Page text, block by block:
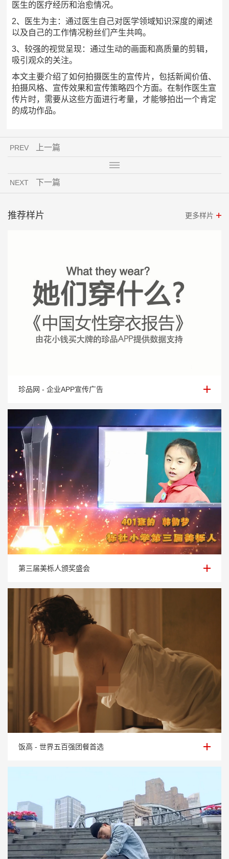
医生的医疗经历和治愈情况。
2、医生为主：通过医生自己对医学领域知识深度的阐述
以及自己的工作情况粉丝们产生共鸣。
3、较强的视觉呈现：通过生动的画面和高质量的剪辑，
吸引观众的关注。
本文主要介绍了如何拍摄医生的宣传片，包括新闻价值、
拍摄风格、宣传效果和宣传策略四个方面。在制作医生宣
传片时，需要从这些方面进行考量，才能够拍出一个肯定
的成功作品。
PREV 上一篇
NEXT 下一篇
推荐样片 更多样片
珍品网 - 企业APP宣传广告
珍品网 - 企业APP宣传广告
第三届美栎人颁奖盛会
第三届美栎人颁奖盛会
饭高 - 世界五百强团餐首选
饭高 - 世界五百强团餐首选